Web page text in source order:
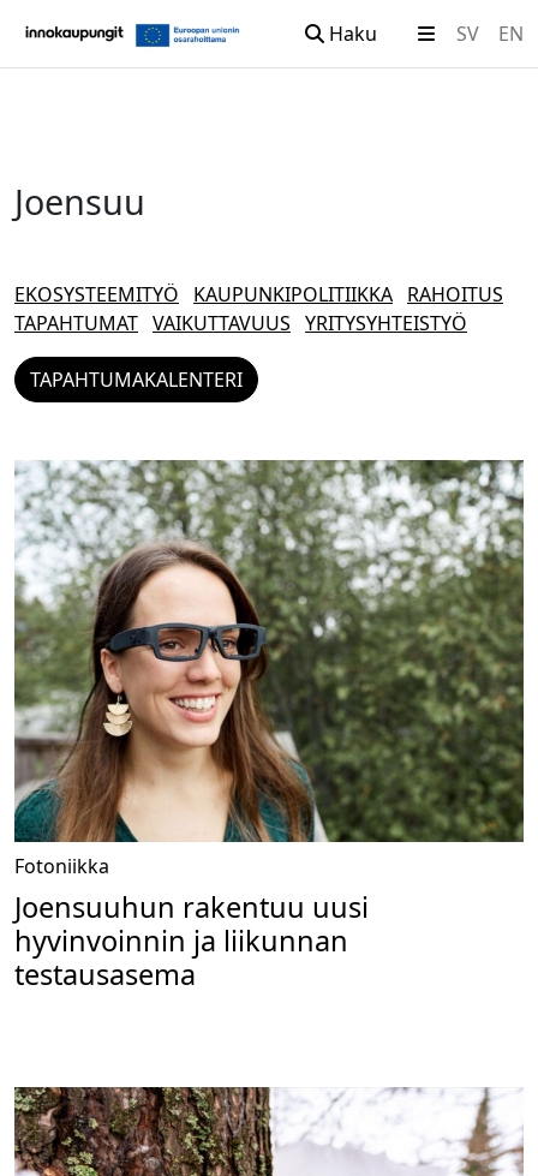
Haku SV EN
Joensuu
EKOSYSTEEMITYÖ KAUPUNKIPOLITIIKKA RAHOITUS
TAPAHTUMAT VAIKUTTAVUUS YRITYSYHTEISTYÖ
TAPAHTUMAKALENTERI
Fotoniikka
Joensuuhun rakentuu uusi
hyvinvoinnin ja liikunnan
testausasema